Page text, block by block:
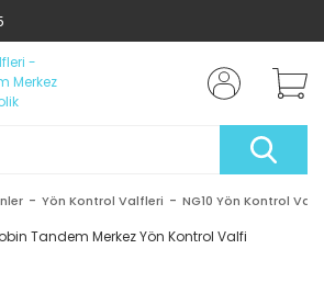
Yön Kontrol Valfleri NG10 Yön Kontrol